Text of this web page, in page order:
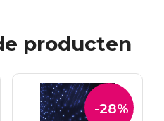
producten
-28%